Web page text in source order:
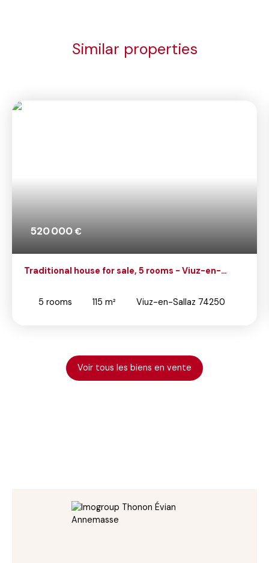
Similar properties
520 000€
Traditional house for sale, 5 rooms - Viuz-en-
5 rooms 115 m² Viuz-en-Sallaz 74250
Voir tous les biens en vente